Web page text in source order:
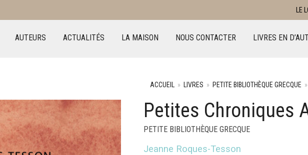
LE
AUTEURS ACTUALITÉS LA MAISON NOUS CONTACTER LIVRES EN
ACCUEIL » LIVRES » PETITE BIBLIOTHÈQUE GRECQUE »
Petites Chroniques
PETITE BIBLIOTHÈQUE GRECQUE
Jeanne Roques-Tesson